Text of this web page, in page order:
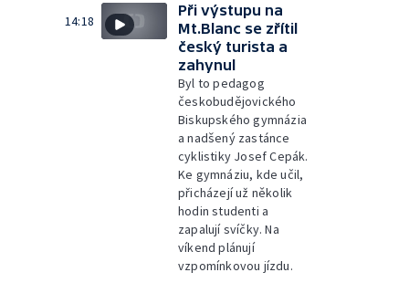
14:18
Při výstupu na
Mt.Blanc se zřítil
český turista a
zahynul
Byl to pedagog
českobudějovického
Biskupského gymnázia
a nadšený zastánce
cyklistiky Josef Cepák.
Ke gymnáziu, kde učil,
přicházejí už několik
hodin studenti a
zapalují svíčky. Na
víkend plánují
vzpomínkovou jízdu.